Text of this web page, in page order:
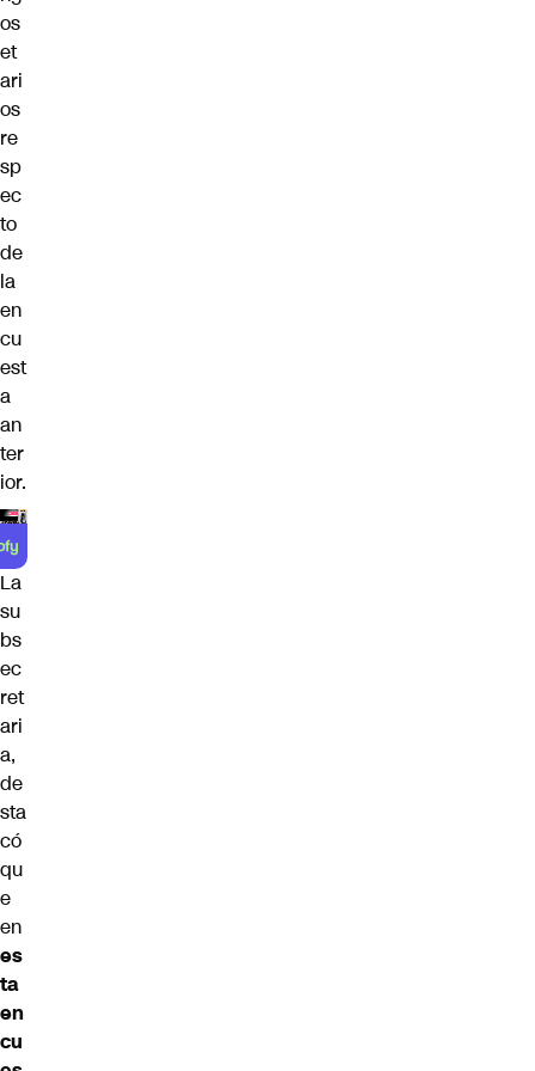
os
et
ari
os
re
sp
ec
to
de
la
en
cu
est
a
an
ter
ior.
La
su
bs
ec
ret
ari
a,
de
sta
có
qu
e
en
es
ta
en
cu